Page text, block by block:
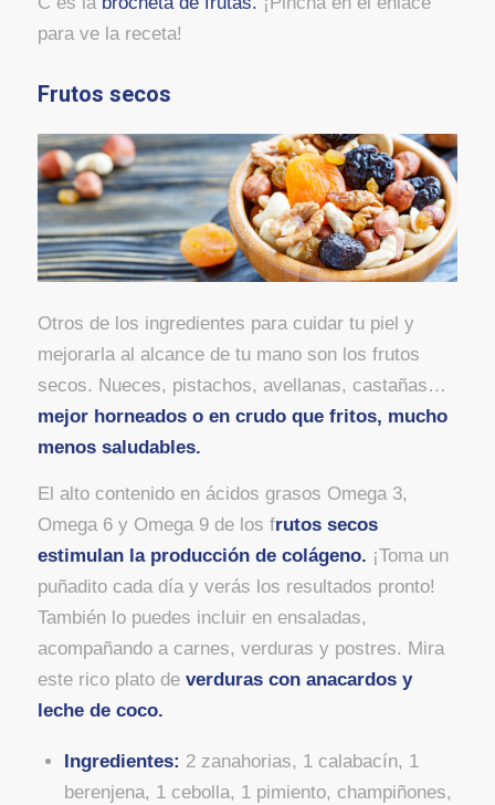
para ve la receta!
Frutos secos
Otros de los ingredientes para cuidar tu piel y
mejorarla al alcance de tu mano son los frutos
secos. Nueces, pistachos, avellanas, castañas…
mejor horneados o en crudo que fritos, mucho
menos saludables.
El alto contenido en ácidos grasos Omega 3,
Omega 6 y Omega 9 de los frutos secos
estimulan la producción de colágeno. ¡Toma un
puñadito cada día y verás los resultados pronto!
También lo puedes incluir en ensaladas,
acompañando a carnes, verduras y postres. Mira
este rico plato de verduras con anacardos y
leche de coco.
Ingredientes: 2 zanahorias, 1 calabacín, 1
berenjena, 1 cebolla, 1 pimiento, champiñones,